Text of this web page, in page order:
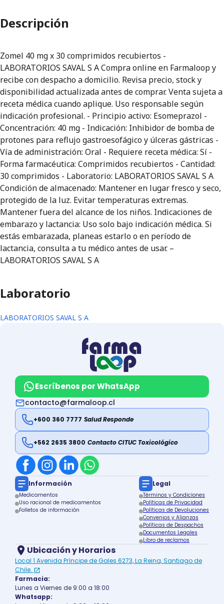
Descripción
Zomel 40 mg x 30 comprimidos recubiertos -
LABORATORIOS SAVAL S A Compra online en Farmaloop y
recibe con despacho a domicilio. Revisa precio, stock y
disponibilidad actualizada antes de comprar. Venta sujeta a
receta médica cuando aplique. Uso responsable según
indicación profesional. - Principio activo: Esomeprazol -
Concentración: 40 mg - Indicación: Inhibidor de bomba de
protones para reflujo gastroesofágico y úlceras gástricas -
Vía de administración: Oral - Requiere receta médica: Sí -
Forma farmacéutica: Comprimidos recubiertos - Cantidad:
30 comprimidos - Laboratorio: LABORATORIOS SAVAL S A
Condición de almacenado: Mantener en lugar fresco y seco,
protegido de la luz. Evitar temperaturas extremas.
Mantener fuera del alcance de los niños. Indicaciones de
embarazo y lactancia: Uso solo bajo indicación médica. Si
estás embarazada, planeas estarlo o en período de
lactancia, consulta a tu médico antes de usar. –
LABORATORIOS SAVAL S A
Laboratorio
LABORATORIOS SAVAL S A
Escríbenos por WhatsApp
contacto@farmaloop.cl
+600 360 7777 Salud Responde
+562 2635 3800 Contacto CITUC Toxicológico
Información
Medicamentos
Uso racional de medicamentos
Folletos de información
Legal
Términos y Condiciones
Políticas de Privacidad
Políticas de Devoluciones
Convenios y Alianzas
Políticas de Despachos
Documentos Legales
Libro de reclamos
Ubicación y Horarios
Local 1 Avenida Príncipe de Gales 6273, La Reina, Santiago de
Chile.
Farmacia:
Lunes a Viernes de 9:00 a 18:00
Whatsapp: